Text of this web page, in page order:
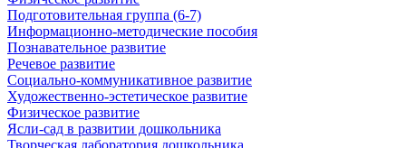
Подготовительная группа (6-7)
Информационно-методические пособия
Познавательное развитие
Речевое развитие
Социально-коммуникативное развитие
Художественно-эстетическое развитие
Физическое развитие
Ясли-сад в развитии дошкольника
Творческая лаборатория дошкольника